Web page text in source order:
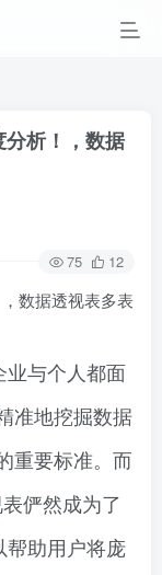
析！，数据
75 12
数据透视表多表
业与个人都面
准地挖掘数据
重要标准。而
俨然成为了
帮助用户将庞